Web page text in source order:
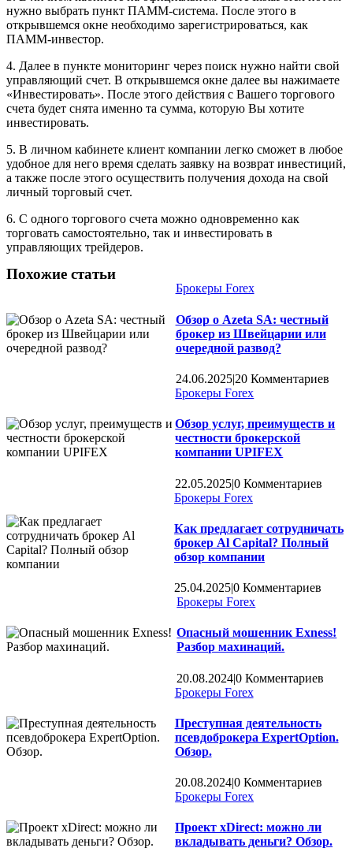
нужно выбрать пункт ПАММ-система. После этого в
открывшемся окне необходимо зарегистрироваться, как
ПАММ-инвестор.
4. Далее в пункте мониторинг через поиск нужно найти свой
управляющий счет. В открывшемся окне далее вы нажимаете
«Инвестировать». После этого действия с Вашего торгового
счета будет снята именно та сумма, которую Вы хотите
инвестировать.
5. В личном кабинете клиент компании легко сможет в любое
удобное для него время сделать заявку на возврат инвестиций,
а также после этого осуществить получения дохода на свой
личный торговый счет.
6. С одного торгового счета можно одновременно как
торговать самостоятельно, так и инвестировать в
управляющих трейдеров.
Похожие статьи
Брокеры Forex
Обзор о Azeta SA: честный
брокер из Швейцарии или
очередной развод?
24.06.2025|20 Комментариев
Брокеры Forex
Обзор услуг, преимуществ и
честности брокерской
компании UPIFEX
22.05.2025|0 Комментариев
Брокеры Forex
Как предлагает сотрудничать
брокер Al Capital? Полный
обзор компании
25.04.2025|0 Комментариев
Брокеры Forex
Опасный мошенник Exness!
Разбор махинаций.
20.08.2024|0 Комментариев
Брокеры Forex
Преступная деятельность
псевдоброкера ExpertOption.
Обзор.
20.08.2024|0 Комментариев
Брокеры Forex
Проект xDirect: можно ли
вкладывать деньги? Обзор.